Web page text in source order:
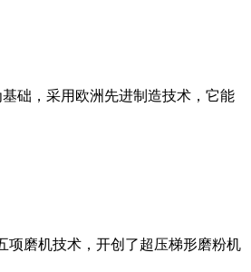
础，采用欧洲先进制造技术，它能
项磨机技术，开创了超压梯形磨粉机